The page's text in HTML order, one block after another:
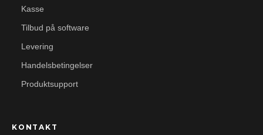
Kasse
Tilbud på software
Levering
Handelsbetingelser
Produktsupport
KONTAKT